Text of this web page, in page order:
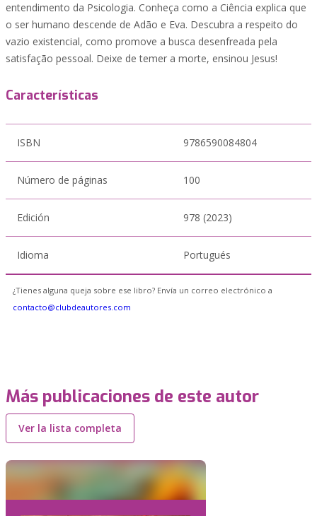
entendimento da Psicologia. Conheça como a Ciência explica que
o ser humano descende de Adão e Eva. Descubra a respeito do
vazio existencial, como promove a busca desenfreada pela
satisfação pessoal. Deixe de temer a morte, ensinou Jesus!
Características
ISBN 9786590084804
Número de páginas 100
Edición 978 (2023)
Idioma Portugués
¿Tienes alguna queja sobre ese libro? Envía un correo electrónico a
contacto@clubdeautores.com
Más publicaciones de este autor
Ver la lista completa